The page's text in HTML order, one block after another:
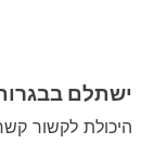
ישתלם
היכולת לקשור